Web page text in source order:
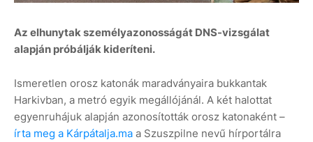
Az elhunytak személyazonosságát DNS-vizsgálat
alapján próbálják kideríteni.
Ismeretlen orosz katonák maradványaira bukkantak
Harkivban, a metró egyik megállójánál. A két halottat
egyenruhájuk alapján azonosították orosz katonaként –
írta meg a Kárpátalja.ma a Szuszpilne nevű hírportálra